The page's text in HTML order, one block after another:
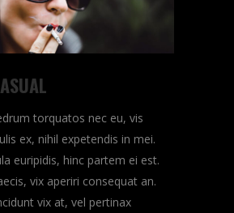
torquatos nec eu, vis
ex, nihil expetendis in mei.
euripidis, hinc partem ei est.
vix aperiri consequat an.
vix at, vel pertinax